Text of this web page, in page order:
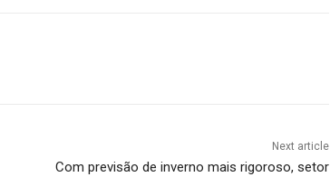
Next article
Com previsão de inverno mais rigoroso, setor